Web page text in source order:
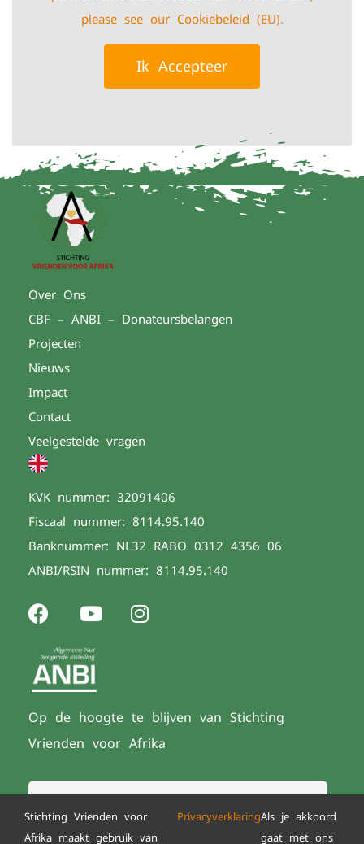
please see our Cookiebeleid (EU).
Ik Accepteer
Over Ons
CBF – ANBI – Donateursbelangen
Projecten
Nieuws
Impact
Contact
Veelgestelde vragen
KVK nummer: 32091406
Fiscaal nummer: 8114.95.140
Banknummer: NL32 RABO 0312 4356 06
ANBI/RSIN nummer: 8114.95.140
Op de hoogte te blijven van Stichting
Vrienden voor Afrika
Stichting Vrienden voor
Afrika maakt gebruik van
PrivacyverklaringAls je akkoord
gaat met ons